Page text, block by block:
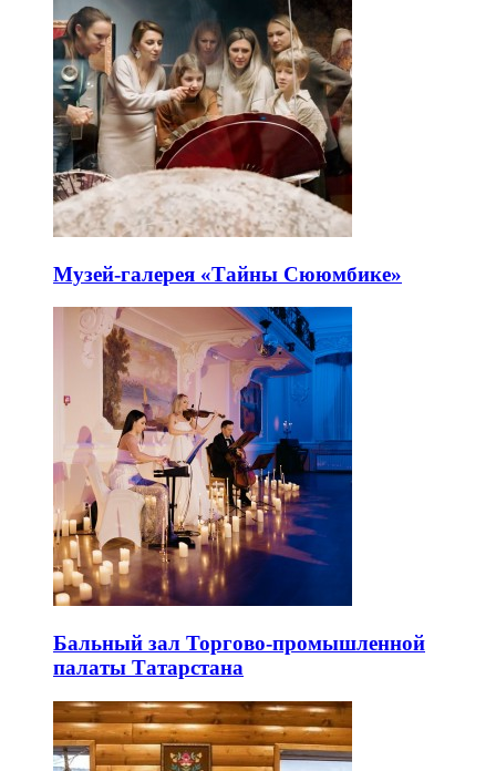
Музей-галерея «Тайны Сююмбике»
Бальный зал Торгово-промышленной
палаты Татарстана